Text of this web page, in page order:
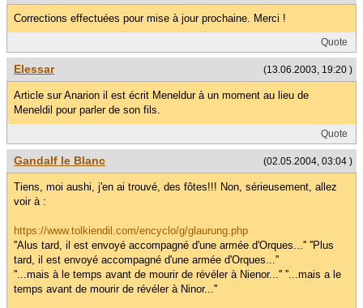
Corrections effectuées pour mise à jour prochaine. Merci !
Quote
(13.06.2003, 19:20 )
Elessar
Article sur Anarion il est écrit Meneldur à un moment au lieu de
Meneldil pour parler de son fils.
Quote
(02.05.2004, 03:04 )
Gandalf le Blanc
Tiens, moi aushi, j'en ai trouvé, des fôtes!!! Non, sérieusement, allez
voir à :
https://www.tolkiendil.com/encyclo/g/glaurung.php
''Alus tard, il est envoyé accompagné d'une armée d'Orques...'' ''Plus
tard, il est envoyé accompagné d'une armée d'Orques...''
''...mais à le temps avant de mourir de révéler à Nienor...'' ''...mais a le
temps avant de mourir de révéler à Ninor...''